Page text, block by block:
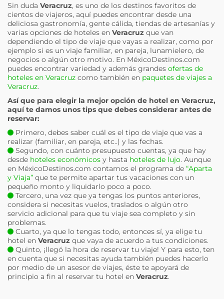
Sin duda Veracruz, es uno de los destinos favoritos de
cientos de viajeros, aquí puedes encontrar desde una
deliciosa gastronomía, gente cálida, tiendas de artesanías y
varias opciones de hoteles en Veracruz que van
dependiendo el tipo de viaje que vayas a realizar, como por
ejemplo si es un viaje familiar, en pareja, lunamielero, de
negocios o algún otro motivo. En MéxicoDestinos.com
puedes encontrar variedad y además grandes ofertas de
hoteles en Veracruz como también en paquetes de viajes a
Veracruz.
Así que para elegir la mejor opción de hotel en Veracruz,
aquí te damos unos tips que debes considerar antes de
reservar:
Primero, debes saber cuál es el tipo de viaje que vas a
realizar (familiar, en pareja, etc..) y las fechas.
Segundo, con cuánto presupuesto cuentas, ya que hay
desde hoteles económicos y hasta hoteles de lujo. Aunque
en MéxicoDestinos.com contamos el programa de “Aparta
y Viaja” que te permite apartar tus vacaciones con un
pequeño monto y liquidarlo poco a poco.
Tercero, una vez que ya tengas los puntos anteriores,
considera si necesitas vuelos, traslados o algún otro
servicio adicional para que tu viaje sea completo y sin
problemas.
Cuarto, ya que lo tengas todo, entonces sí, ya elige tu
hotel en Veracruz que vaya de acuerdo a tus condiciones.
Quinto, ¡llegó la hora de reservar tu viaje! Y para esto, ten
en cuenta que si necesitas ayuda también puedes hacerlo
por medio de un asesor de viajes, éste te apoyará de
principio a fin al reservar tu hotel en Veracruz.